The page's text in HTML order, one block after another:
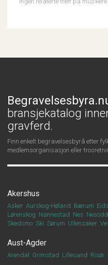
bransjekatalog
gravferd.
Finn enkelt begravelsesbyrå etter
medlemsorganisasjon eller
Akershus
Asker Aurskog-Høland Bærum
Lørenskog Nannestad Nes
Skedsmo Ski Sørum Ullensaker
Aust-Agder
Arendal Grimstad Lillesand Risør